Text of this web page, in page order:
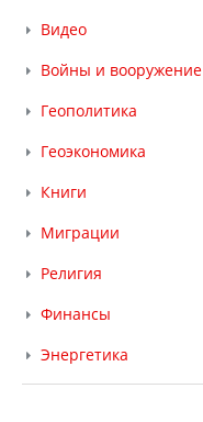
Видео
Войны и вооружение
Геополитика
Геоэкономика
Книги
Миграции
Религия
Финансы
Энергетика